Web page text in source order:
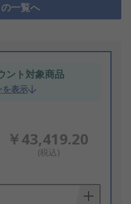
一覧へ
ント対象商品
を表示
￥43,419.20
(税込)